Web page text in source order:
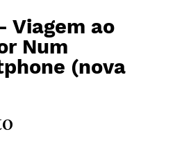
Viagem ao
Num
(nova